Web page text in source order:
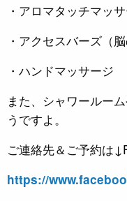
・アロマタッチマッ
・アクセスバーズ（脳
・ハンドマッサージ
また、シャワールー
うですよ。
ご連絡先＆ご予約は
https://